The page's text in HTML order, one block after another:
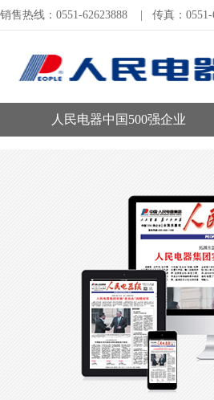
销售热线：0551-62623888 传真：0551-
人民电器中国500强企业